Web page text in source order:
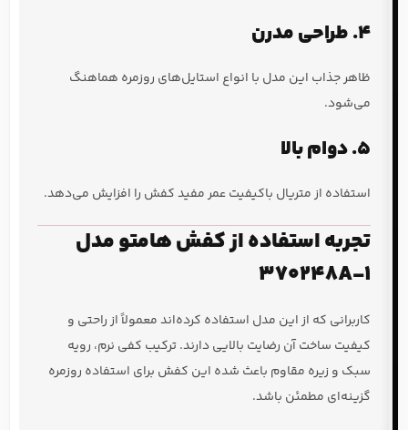
4. طراحی مدرن
ظاهر جذاب این مدل با انواع استایل‌های روزمره هماهنگ
می‌شود.
5. دوام بالا
استفاده از متریال باکیفیت عمر مفید کفش را افزایش می‌دهد.
تجربه استفاده از کفش هامتو مدل
370248A-1
کاربرانی که از این مدل استفاده کرده‌اند معمولاً از راحتی و
کیفیت ساخت آن رضایت بالایی دارند. ترکیب کفی نرم، رویه
سبک و زیره مقاوم باعث شده این کفش برای استفاده روزمره
گزینه‌ای مطمئن باشد.